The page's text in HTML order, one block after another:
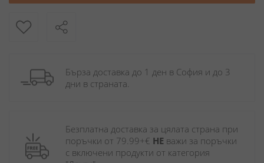
Бърза доставка до 1 ден в София и до 3
дни в страната.
Безплатна доставка за цялата страна при
поръчки от 79.99+€ НЕ важи за поръчки
с включени продукти от категория